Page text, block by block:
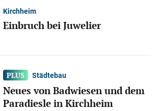
Kirchheim
Einbruch bei Juwelier
Städtebau
Neues von Badwiesen und dem
Paradiesle in Kirchheim